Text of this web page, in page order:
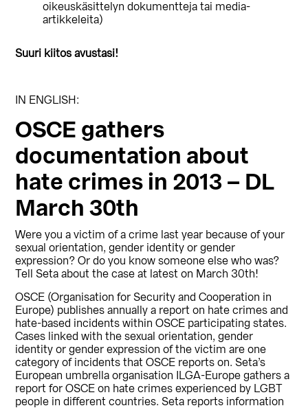
oikeuskäsittelyn dokumentteja tai media-
artikkeleita)
Suuri kiitos avustasi!
IN ENGLISH:
OSCE gathers
documentation about
hate crimes in 2013 – DL
March 30th
Were you a victim of a crime last year because of your
sexual orientation, gender identity or gender
expression? Or do you know someone else who was?
Tell Seta about the case at latest on March 30th!
OSCE (Organisation for Security and Cooperation in
Europe) publishes annually a report on hate crimes and
hate-based incidents within OSCE participating states.
Cases linked with the sexual orientation, gender
identity or gender expression of the victim are one
category of incidents that OSCE reports on. Seta’s
European umbrella organisation ILGA-Europe gathers a
report for OSCE on hate crimes experienced by LGBT
people in different countries. Seta reports information